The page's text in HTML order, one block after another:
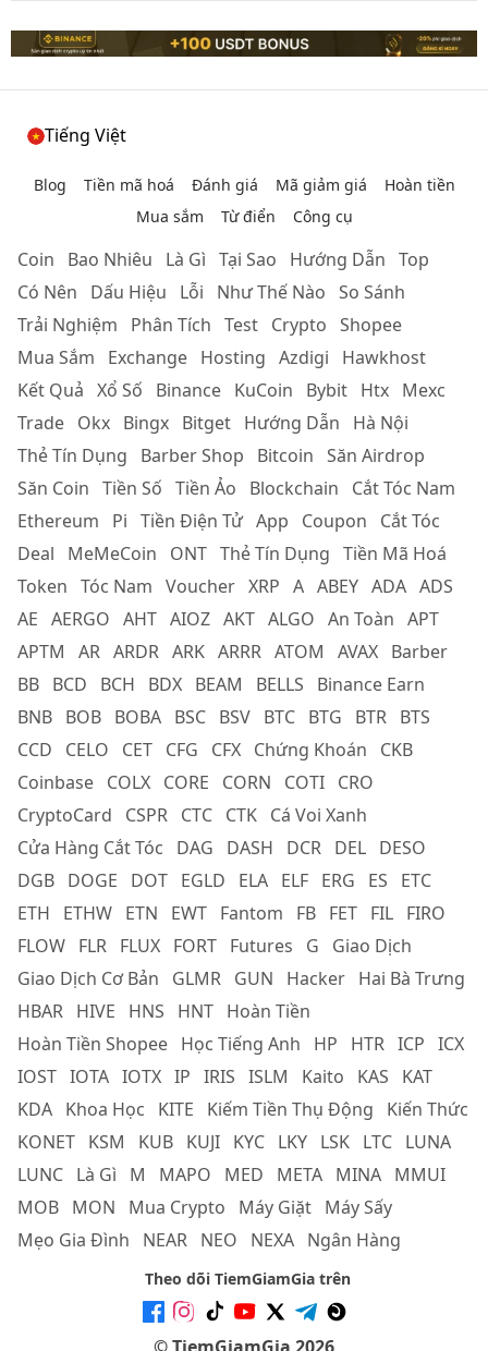
Tiếng Việt
Blog Tiền mã hoá Đánh giá Mã giảm giá
Hoàn tiền
Mua sắm
Từ điển Công cụ
Coin Bao Nhiêu Là Gì Tại Sao Hướng Dẫn Top
Có Nên
Dấu Hiệu Lỗi Như Thế Nào So Sánh
Trải Nghiệm
Phân Tích Test Crypto Shopee
Mua Sắm
Exchange Hosting Azdigi
Hawkhost
Kết Quả Xổ Số Binance KuCoin Bybit Htx Mexc
Trade Okx Bingx Bitget Hướng Dẫn
Hà Nội
Thẻ Tín Dụng
Barber Shop Bitcoin Săn Airdrop
Săn Coin Tiền Số Tiền Ảo Blockchain
Cắt Tóc Nam
Ethereum
Pi Tiền Điện Tử App Coupon
Cắt Tóc
Deal
MeMeCoin ONT Thẻ Tín Dụng Tiền Mã Hoá
Token Tóc Nam Voucher XRP A ABEY ADA ADS
AE AERGO AHT AIOZ AKT ALGO An Toàn APT
APTM
AR ARDR ARK ARRR ATOM AVAX Barber
BB BCD BCH BDX BEAM BELLS
Binance Earn
BNB BOB BOBA BSC BSV BTC BTG BTR BTS
CCD
CELO CET CFG CFX Chứng Khoán
CKB
Coinbase COLX CORE CORN COTI CRO
CryptoCard
CSPR CTC CTK Cá Voi Xanh
Cửa Hàng Cắt Tóc
DAG DASH DCR DEL DESO
DGB DOGE DOT EGLD ELA ELF ERG ES
ETC
ETH
ETHW ETN EWT Fantom FB FET FIL FIRO
FLOW FLR FLUX FORT Futures G
Giao Dịch
Giao Dịch Cơ Bản
GLMR GUN Hacker Hai Bà Trưng
HBAR HIVE HNS HNT Hoàn Tiền
Hoàn Tiền Shopee Học Tiếng Anh HP HTR ICP ICX
IOST IOTA IOTX IP IRIS ISLM Kaito KAS
KAT
KDA Khoa Học KITE Kiếm Tiền Thụ Động
Kiến Thức
KONET KSM KUB KUJI KYC LKY LSK LTC LUNA
LUNC Là Gì M MAPO MED META MINA MMUI
MOB MON Mua Crypto Máy Giặt Máy Sấy
Mẹo Gia Đình
NEAR NEO NEXA Ngân Hàng
Theo dõi TiemGiamGia trên